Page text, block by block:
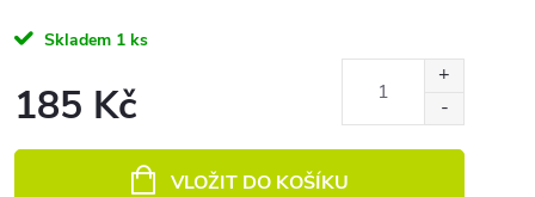
Skladem 1 ks
185 Kč
VLOŽIT DO KOŠÍKU